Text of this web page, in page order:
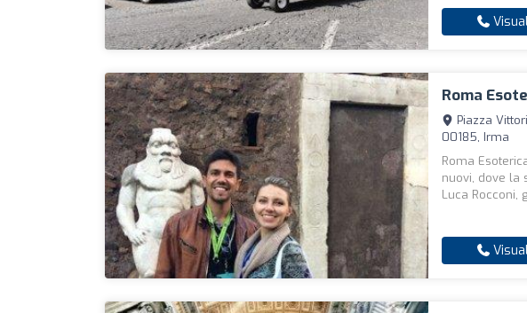
Roma
Piazza
00185, Irma
Roma
nuovi, dove la
Luca Rocconi,